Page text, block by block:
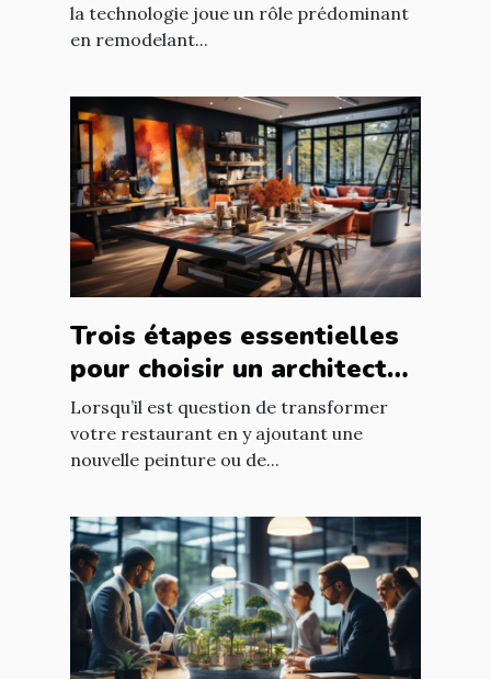
la technologie joue un rôle prédominant
en remodelant...
Trois étapes essentielles
pour choisir un architecte
d’intérieur
Lorsqu’il est question de transformer
votre restaurant en y ajoutant une
nouvelle peinture ou de...